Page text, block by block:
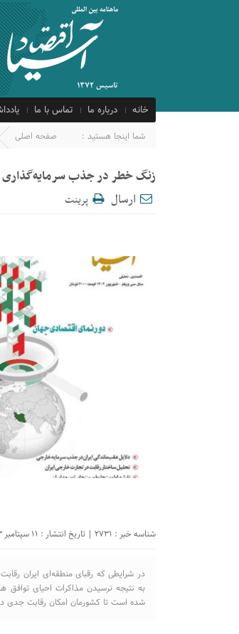
خانه درباره ما تماس با ما
شما اینجا هستید : صفحه اصلی
زنگ خطر در جذب
ارسال
پرینت
شناسه خبر : 2731 | تاریخ انتشار : 11 سپتامبر 2023 - 16:03 |
در شرایطی که رقبای منطقه‌ای ایران
شده است تا کشورمان امکان رقابت جدی